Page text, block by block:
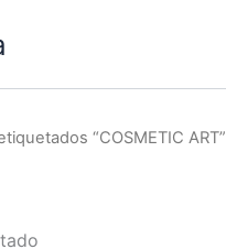
“COSMETIC ART”